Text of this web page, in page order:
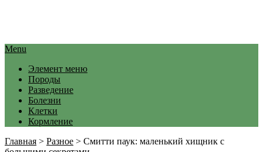
Menu
Элемент меню
Породы
Разведение
Болезни
Клетки
Кормление
Главная > Разное > Смитти паук: маленький хищник с